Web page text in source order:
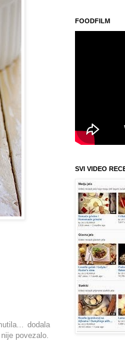
dodala
povezalo.
FOODFILM
SVI VIDEO